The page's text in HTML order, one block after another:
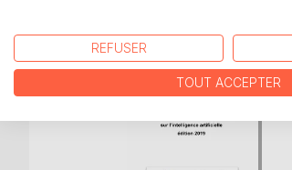
D’AUTRES
REFUSER
TOUT ACCEPTER